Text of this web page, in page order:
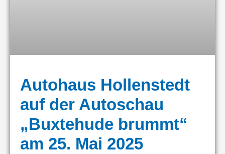
Autohaus Hollenstedt
auf der Autoschau
„Buxtehude brummt“
am 25. Mai 2025